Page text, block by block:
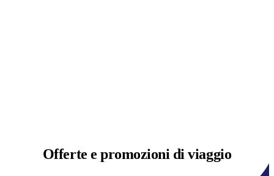
Offerte epromozioni di viaggio